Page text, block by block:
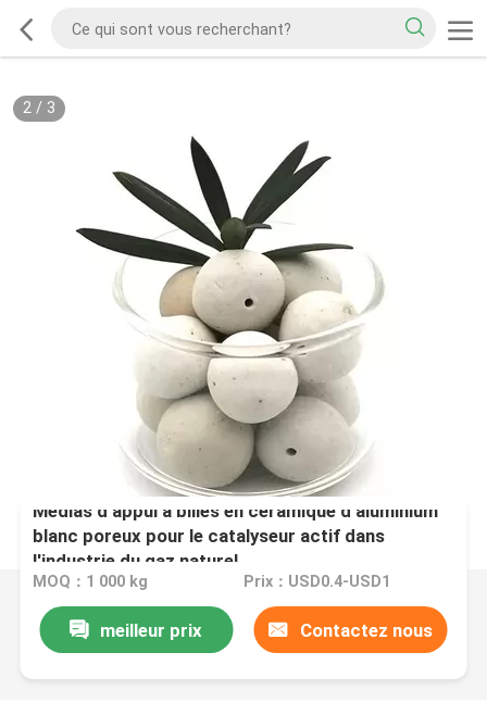
2/ 3
Médias d'appui à billes en céramique d'aluminium
blanc poreux pour le catalyseur actif dans
l'industrie du gaz naturel
MOQ：1 000 kg Prix：USD0.4-USD1
meilleur prix Contactez nous